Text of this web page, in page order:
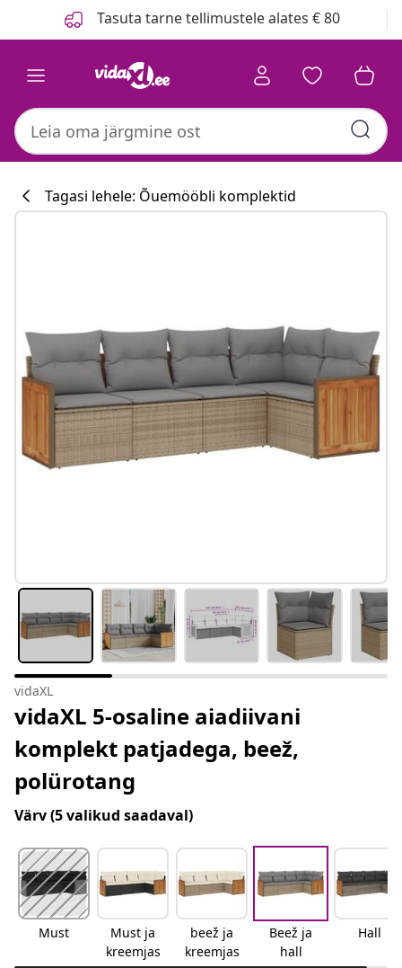
Tasuta tarne tellimustele alates € 80
#sharemevidaxl
Tagasi lehele: Õuemööbli komplektid
vidaXL
vidaXL 5-osaline aiadiivani
komplekt patjadega, beež,
polürotang
Värv(5 valikud saadaval)
Must
Must ja
kreemjas
beež ja
kreemjas
Beež ja
hall
Hall